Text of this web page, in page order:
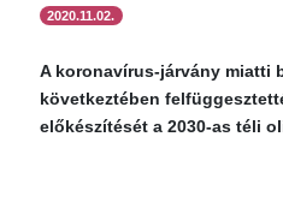
2020.11.02.
A koronavírus-járvány miatti
következtében
előkészítését a 2030-as téli